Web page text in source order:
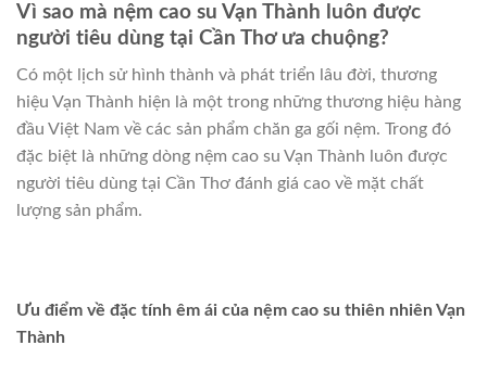
Vì sao mà nệm cao su Vạn Thành luôn được
người tiêu dùng tại Cần Thơ ưa chuộng?
Có một lịch sử hình thành và phát triển lâu đời, thương
hiệu Vạn Thành hiện là một trong những thương hiệu hàng
đầu Việt Nam về các sản phẩm chăn ga gối nệm. Trong đó
đặc biệt là những dòng nệm cao su Vạn Thành luôn được
người tiêu dùng tại Cần Thơ đánh giá cao về mặt chất
lượng sản phẩm.
Ưu điểm về đặc tính êm ái của nệm cao su thiên nhiên Vạn
Thành